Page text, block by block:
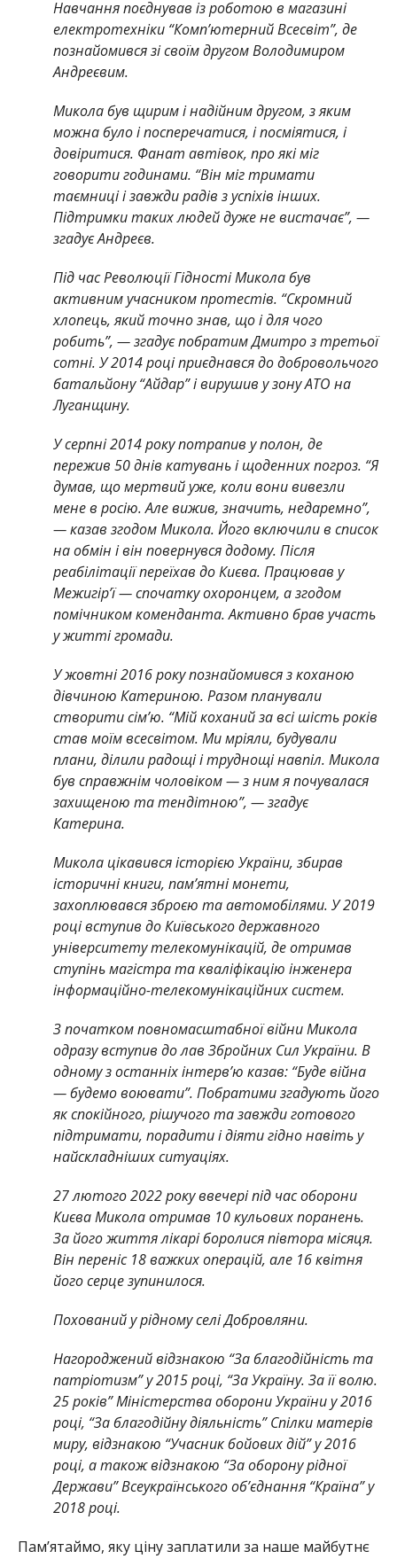
Навчання поєднував із роботою в магазині
електротехніки “Комп’ютерний Всесвіт”, де
познайомився зі своїм другом Володимиром
Андреєвим.
Микола був щирим і надійним другом, з яким
можна було і посперечатися, і посміятися, і
довіритися. Фанат автівок, про які міг
говорити годинами. “Він міг тримати
таємниці і завжди радів з успіхів інших.
Підтримки таких людей дуже не вистачає”, —
згадує Андреєв.
Під час Революції Гідності Микола був
активним учасником протестів. “Скромний
хлопець, який точно знав, що і для чого
робить”, — згадує побратим Дмитро з третьої
сотні. У 2014 році приєднався до добровольчого
батальйону “Айдар” і вирушив у зону АТО на
Луганщину.
У серпні 2014 року потрапив у полон, де
пережив 50 днів катувань і щоденних погроз. “Я
думав, що мертвий уже, коли вони вивезли
мене в росію. Але вижив, значить, недаремно”,
— казав згодом Микола. Його включили в список
на обмін і він повернувся додому. Після
реабілітації переїхав до Києва. Працював у
Межигір’ї — спочатку охоронцем, а згодом
помічником коменданта. Активно брав участь
у житті громади.
У жовтні 2016 року познайомився з коханою
дівчиною Катериною. Разом планували
створити сім’ю. “Мій коханий за всі шість років
став моїм всесвітом. Ми мріяли, будували
плани, ділили радощі і труднощі навпіл. Микола
був справжнім чоловіком — з ним я почувалася
захищеною та тендітною”, — згадує
Катерина.
Микола цікавився історією України, збирав
історичні книги, пам’ятні монети,
захоплювався зброєю та автомобілями. У 2019
році вступив до Київського державного
університету телекомунікацій, де отримав
ступінь магістра та кваліфікацію інженера
інформаційно-телекомунікаційних систем.
З початком повномасштабної війни Микола
одразу вступив до лав Збройних Сил України. В
одному з останніх інтерв’ю казав: “Буде війна
— будемо воювати”. Побратими згадують його
як спокійного, рішучого та завжди готового
підтримати, порадити і діяти гідно навіть у
найскладніших ситуаціях.
27 лютого 2022 року ввечері під час оборони
Києва Микола отримав 10 кульових поранень.
За його життя лікарі боролися півтора місяця.
Він переніс 18 важких операцій, але 16 квітня
його серце зупинилося.
Похований у рідному селі Добровляни.
Нагороджений відзнакою “За благодійність та
патріотизм” у 2015 році, “За Україну. За її волю.
25 років” Міністерства оборони України у 2016
році, “За благодійну діяльність” Спілки матерів
миру, відзнакою “Учасник бойових дій” у 2016
році, а також відзнакою “За оборону рідної
Держави” Всеукраїнського об’єднання “Країна” у
2018 році.
Памʼятаймо, яку ціну заплатили за наше майбутнє